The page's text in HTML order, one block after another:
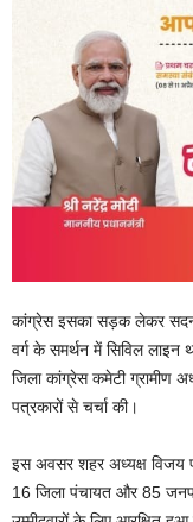
कांग्रेस इसका सड़क लेकर सदन
वर्ग के समर्थन में सिविल लाइन
जिला कांग्रेस कमेटी ग्रामीण
पत्रकारों से चर्चा की।
इस अवसर शहर अध्यक्ष विजय
16 जिला पंचायत और 85